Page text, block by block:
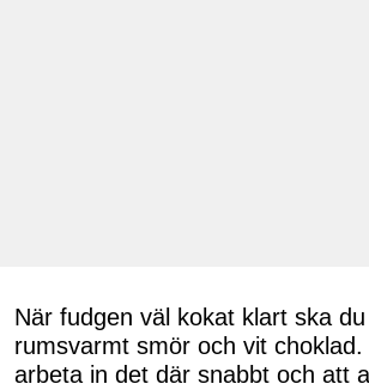
När fudgen väl kokat klart ska
rumsvarmt smör och vit
arbeta in det där snabbt och att